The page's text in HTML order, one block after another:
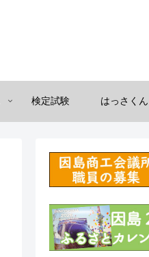
検定試験 はっさくん